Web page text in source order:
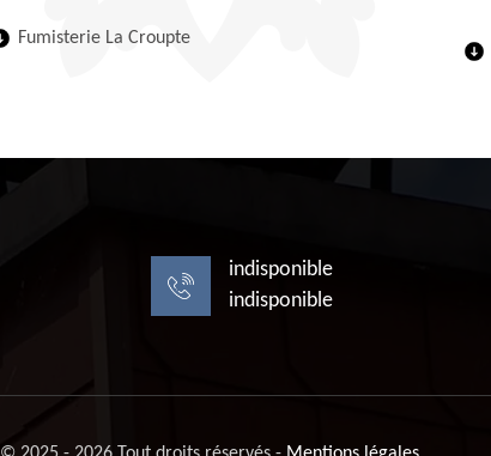
Fumisterie La Croupte
indisponible
indisponible